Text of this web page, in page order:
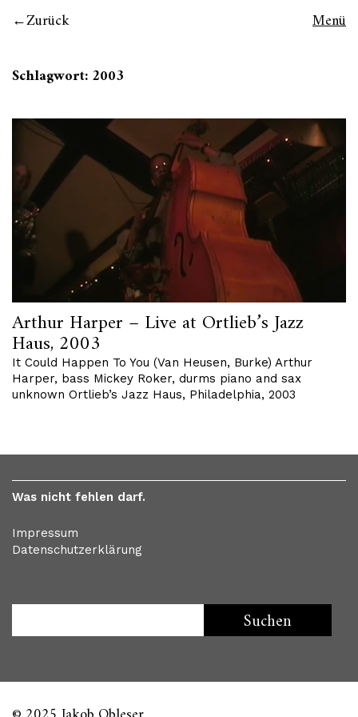
Zurück Menü
Schlagwort:2003
Arthur Harper – Live at Ortlieb’s Jazz
Haus, 2003
It Could Happen To You (Van Heusen, Burke) Arthur
Harper, bass Mickey Roker, durms piano and sax
unknown Ortlieb’s Jazz Haus, Philadelphia, 2003
Was nicht fehlen darf.
Impressum
Datenschutzerklärung